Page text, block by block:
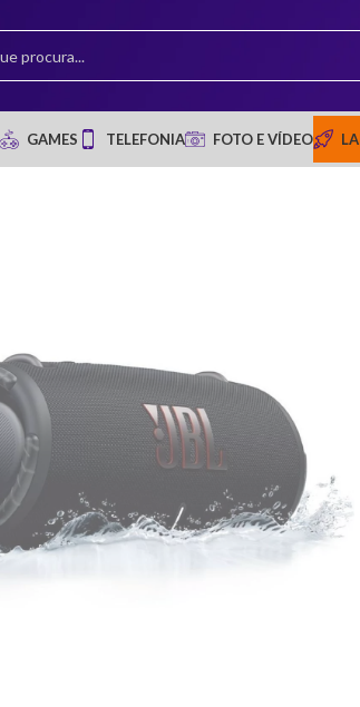
GAMES TELEFONIA FOTO E VÍDEO